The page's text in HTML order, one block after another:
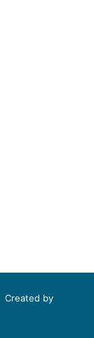
Created by